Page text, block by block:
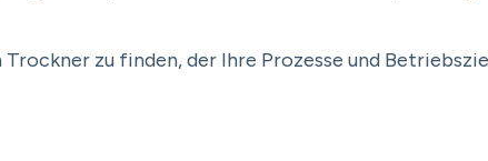
zu finden, der Ihre Prozesse und